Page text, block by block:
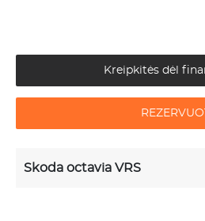
Kreipkitės dėl
Skoda octavia VRS